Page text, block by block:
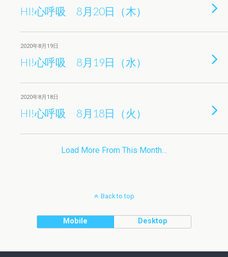
HI!心呼吸 8月20日（木）
2020年8月19日
HI!心呼吸 8月19日（水）
2020年8月18日
HI!心呼吸 8月18日（火）
Load More From This Month…
Back to top
Mobile Desktop